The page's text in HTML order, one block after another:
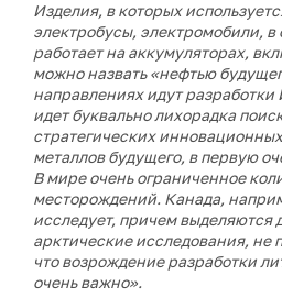
Изделия, в которых
электробусы, электромобили, в
работает на аккумуляторах,
можно назвать «нефтью
направлениях идут
идет буквально лихорадка
стратегических
металлов будущего, в первую
В мире очень ограниченное
месторождений. Канада,
исследует, причем выделяются
арктические исследования, не
что возрождение разработки
очень важно».